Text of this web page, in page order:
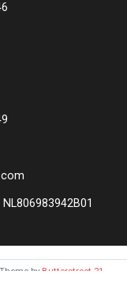
Theme by Butterstreet 21